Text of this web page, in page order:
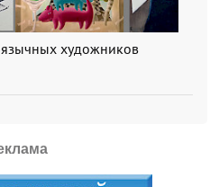
художников